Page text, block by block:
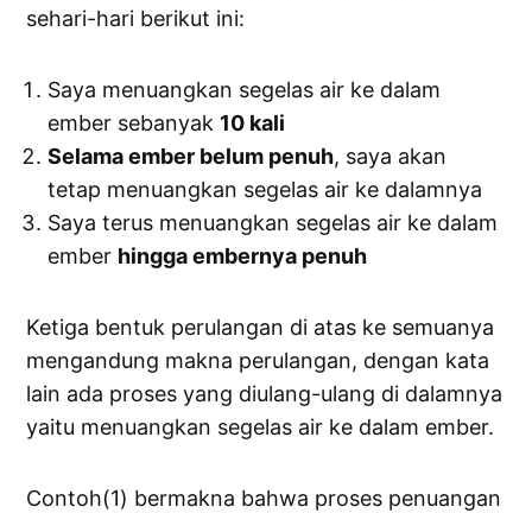
sehari-hari berikut ini:
Saya menuangkan segelas air ke dalam
ember sebanyak 10 kali
Selama ember belum penuh, saya akan
tetap menuangkan segelas air ke dalamnya
Saya terus menuangkan segelas air ke dalam
ember hingga embernya penuh
Ketiga bentuk perulangan di atas ke semuanya
mengandung makna perulangan, dengan kata
lain ada proses yang diulang-ulang di dalamnya
yaitu menuangkan segelas air ke dalam ember.
Contoh(1) bermakna bahwa proses penuangan